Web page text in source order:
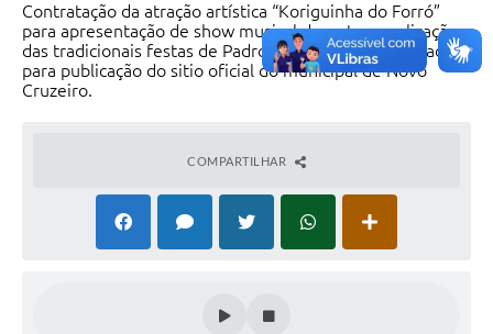
Contratação da atração artística “Koriguinha do Forró”
para apresentação de show musical durante a realização
das tradicionais festas de Padroeiro de Lufa e Queixada,
para publicação do sitio oficial do municipal de Novo
Cruzeiro.
COMPARTILHAR